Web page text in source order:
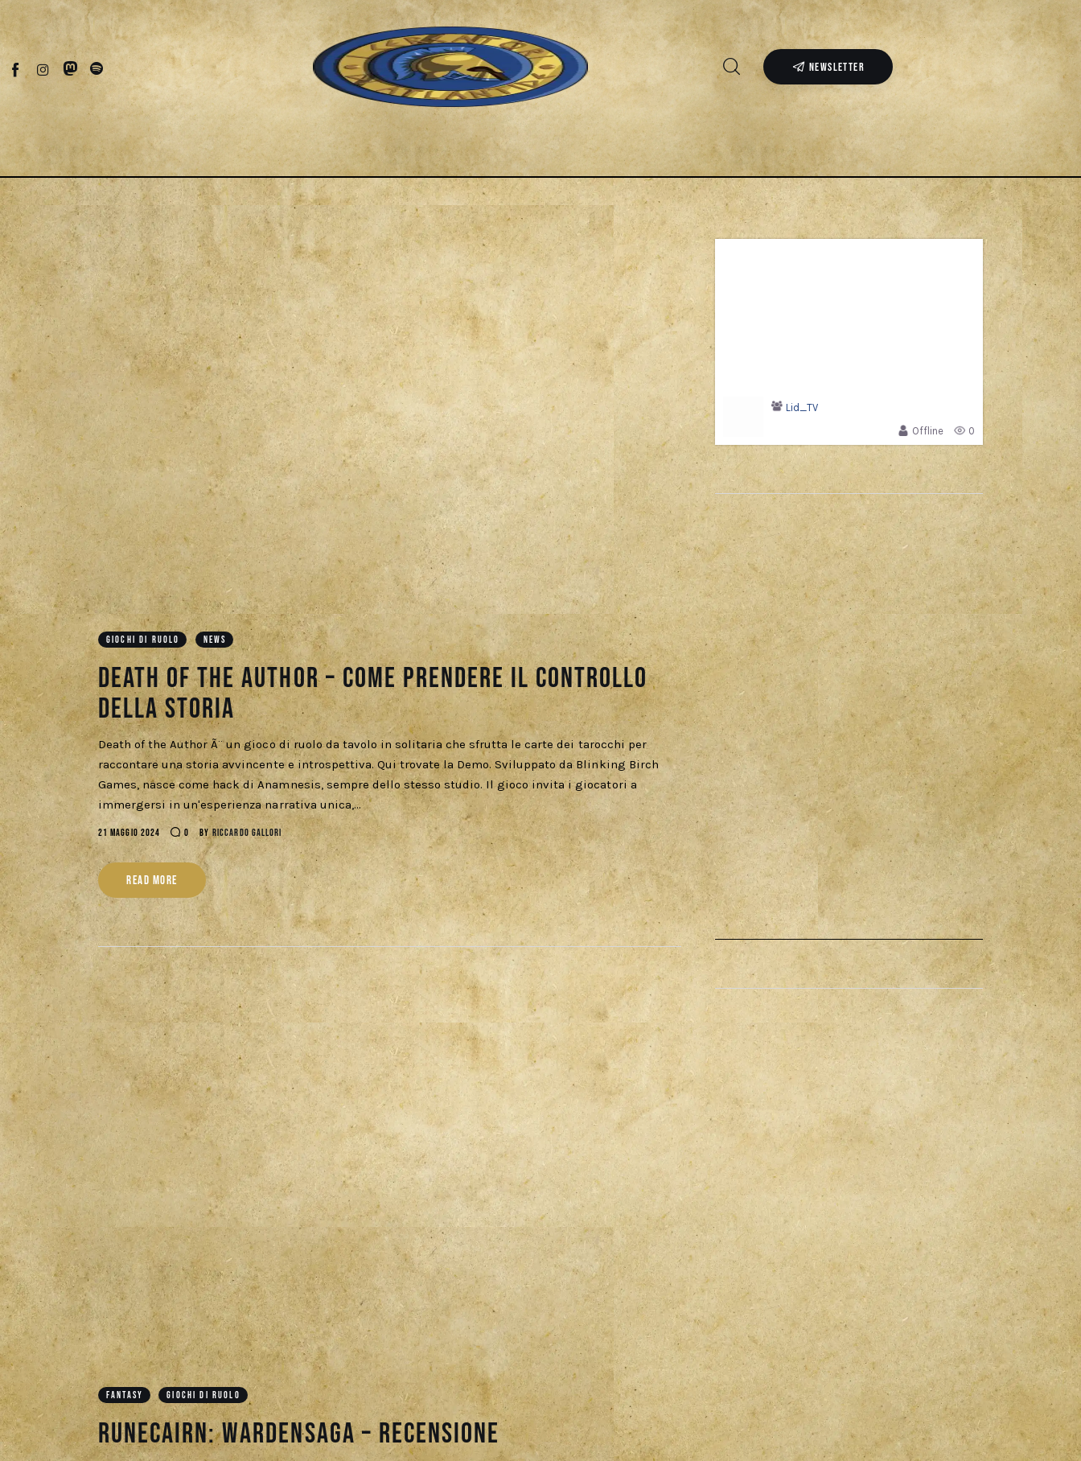
NEWSLETTER
Fantascienza
Fantasy
Recensioni
Libri e fumetti
Cercatori
Download
GIOCHI DI RUOLO NEWS
Death of the Author – Come prendere il controllo
della storia
Death of the Author Ã¨ un gioco di ruolo da tavolo in solitaria che sfrutta le carte dei tarocchi per
raccontare una storia avvincente e introspettiva. Qui trovate la Demo. Sviluppato da Blinking Birch
Games, nasce come hack di Anamnesis, sempre dello stesso studio. Il gioco invita i giocatori a
immergersi in un'esperienza narrativa unica,…
21 MAGGIO 2024 0 BY RICCARDO GALLORI
READ MORE
FANTASY GIOCHI DI RUOLO
Runecairn: Wardensaga – Recensione
Lid_TV
Offline
0